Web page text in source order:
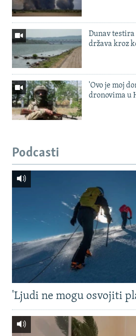
Dunav
država kroz
'Ovo je moj
dronovima u
Podcasti
'Ljudi ne mogu osvojiti